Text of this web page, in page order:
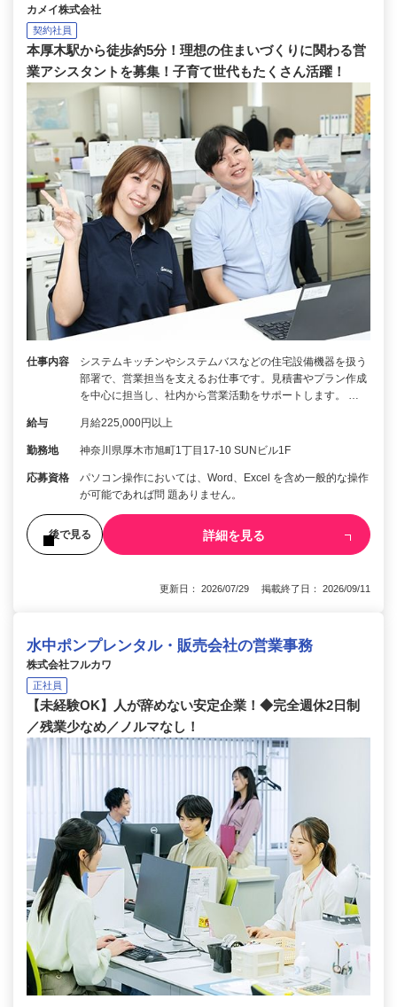
カメイ株式会社
契約社員
本厚木駅から徒歩約5分！理想の住まいづくりに関わる営
業アシスタントを募集！子育て世代もたくさん活躍！
仕事内容
システムキッチンやシステムバスなどの住宅設備機器を扱う
部署で、営業担当を支えるお仕事です。見積書やプラン作成
を中心に担当し、社内から営業活動をサポートします。 …
給与 月給225,000円以上
勤務地 神奈川県厚木市旭町1丁目17-10 SUNビル1F
応募資格
パソコン操作においては、Word、Excel を含め一般的な操作
が可能であれば問 題ありません。
後で見る 詳細を見る
更新日： 2026/07/29 掲載終了日： 2026/09/11
水中ポンプレンタル・販売会社の営業事務
株式会社フルカワ
正社員
【未経験OK】人が辞めない安定企業！◆完全週休2日制
／残業少なめ／ノルマなし！